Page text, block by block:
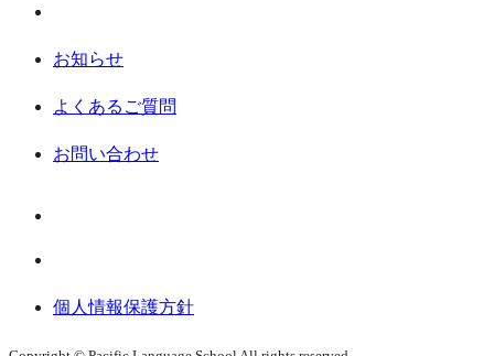
お知らせ
よくあるご質問
お問い合わせ
個人情報保護方針